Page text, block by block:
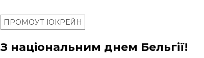
ПРОМОУТ ЮКРЕЙН
З національним днем ​​Бельгії!